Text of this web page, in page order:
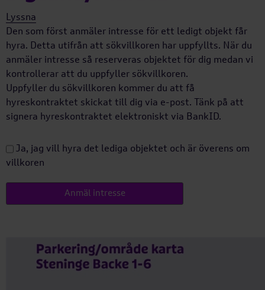
Lyssna
Den som först anmäler intresse för ett ledigt objekt får
hyra. Detta utifrån att sökvillkoren har uppfyllts. När du
anmäler intresse så reserveras objektet för dig medan vi
kontrollerar att du uppfyller sökvillkoren.
Uppfyller du sökvillkoren kommer du att få
hyreskontraktet skickat till dig via e-post. Tänk på att
signera hyreskontraktet elektroniskt via BankID.
Ja, jag vill hyra det lediga objektet och är överens om
villkoren